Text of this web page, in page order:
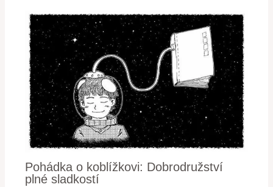
Pohádka o koblížkovi: Dobrodružství
plné sladkostí